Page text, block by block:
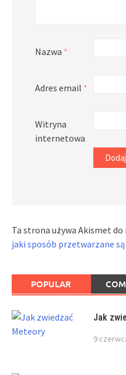
Nazwa *
Adres email *
Witryna
internetowa
Ta strona używa Akismet do
jaki sposób przetwarzane
POPULAR
Jak
9